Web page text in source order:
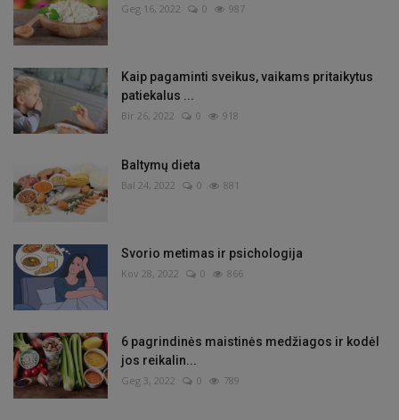
Geg 16, 2022 0 987
Kaip pagaminti sveikus, vaikams pritaikytus
patiekalus ...
Bir 26, 2022 0 918
Baltymų dieta
Bal 24, 2022 0 881
Svorio metimas ir psichologija
Kov 28, 2022 0 866
6 pagrindinės maistinės medžiagos ir kodėl
jos reikalin...
Geg 3, 2022 0 789